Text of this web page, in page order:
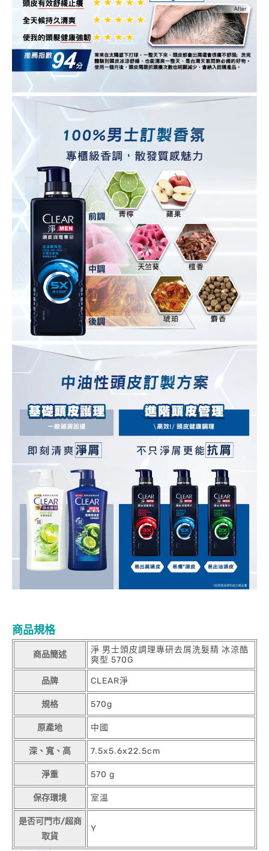
商品規格
商品簡述
淨 男士頭皮調理專研去屑洗髮精 冰涼酷
爽型 570G
品牌 CLEAR淨
規格 570g
原產地 中國
深、寬、高 7.5x5.6x22.5cm
淨重 570 g
保存環境 室溫
是否可門市/超商
取貨
Y